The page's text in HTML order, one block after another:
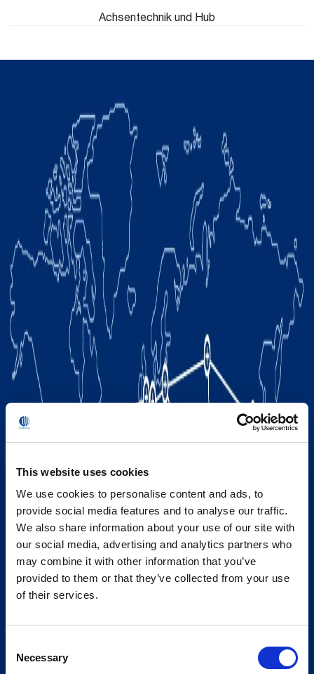
This website uses cookies
We use cookies to personalise content and ads, to
provide social media features and to analyse our traffic.
We also share information about your use of our site with
our social media, advertising and analytics partners who
may combine it with other information that you’ve
provided to them or that they’ve collected from your use
of their services.
Selection
Necessary
Achsentechnik und Hub